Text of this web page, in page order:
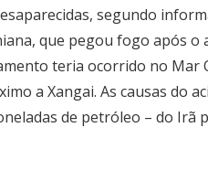
segundo
que pegou fogo após
teria ocorrido no Mar
a Xangai. As causas do
de petróleo – do Irã